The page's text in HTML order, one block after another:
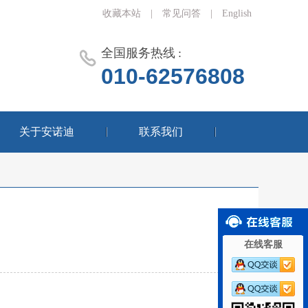
收藏本站 常见问答 English
全国服务热线 :
010-62576808
关于安诺迪 联系我们
在线客服